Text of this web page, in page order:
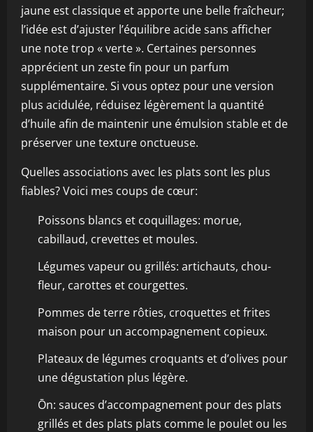
jaune est classique et apporte une belle fraîcheur;
l’idée est d’ajuster l’équilibre acide sans afficher
une note trop « verte ». Certaines personnes
apprécient un zeste fin pour un parfum
supplémentaire. Si vous optez pour une version
plus acidulée, réduisez légèrement la quantité
d’huile afin de maintenir une émulsion stable et de
préserver une texture onctueuse.
Quelles associations avec les plats sont les plus
fiables? Voici mes coups de cœur:
Poissons blancs et coquillages: morue,
cabillaud, crevettes et moules.
Légumes vapeur ou grillés: artichauts, chou-
fleur, carottes et courgettes.
Pommes de terre rôties, croquettes et frites
maison pour un accompagnement copieux.
Plateaux de légumes croquants et d’olives pour
une dégustation plus légère.
Ōn: sauces d’accompagnement pour des plats
grillés et des plats plats comme le poulet ou les